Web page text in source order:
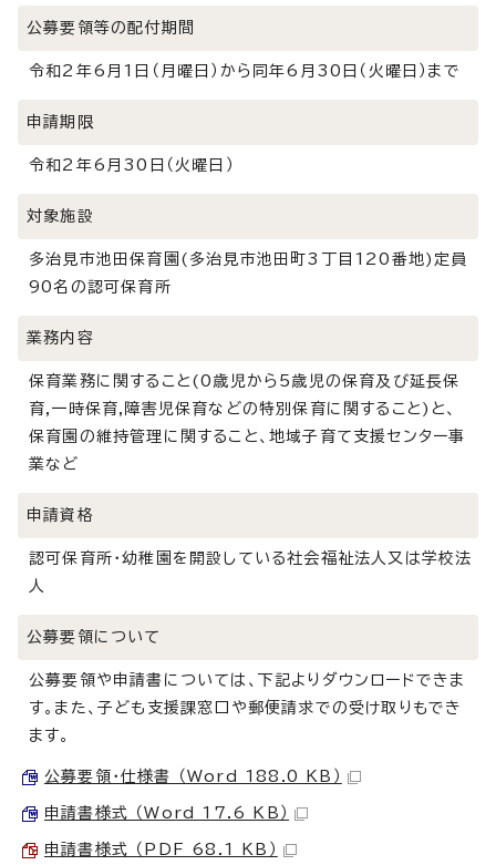
公募要領等の配付期間
令和2年6月1日（月曜日）から同年6月30日（火曜日）まで
申請期限
令和2年6月30日（火曜日）
対象施設
多治見市池田保育園(多治見市池田町3丁目120番地)定員
90名の認可保育所
業務内容
保育業務に関すること(0歳児から5歳児の保育及び延長保
育,一時保育,障害児保育などの特別保育に関すること)と、
保育園の維持管理に関すること、地域子育て支援センター事
業など
申請資格
認可保育所・幼稚園を開設している社会福祉法人又は学校法
人
公募要領について
公募要領や申請書については、下記よりダウンロードできま
す。また、子ども支援課窓口や郵便請求での受け取りもでき
ます。
公募要領・仕様書 （Word 188.0 KB）
申請書様式 （Word 17.6 KB）
申請書様式 （PDF 68.1 KB）